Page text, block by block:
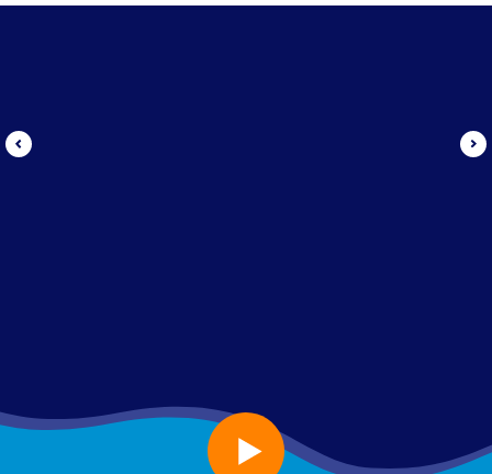
О персональных данных
Политика в отношении обработки персональных